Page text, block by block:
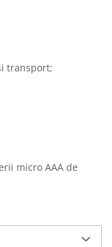
transport;
micro AAA de